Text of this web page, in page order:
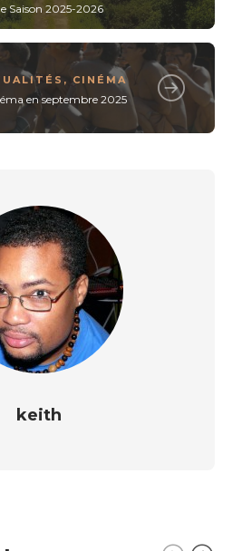
Saison 2025-2026
, CINÉMA
en septembre 2025
keith